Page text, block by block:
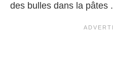
des bulles dans la pâtes .